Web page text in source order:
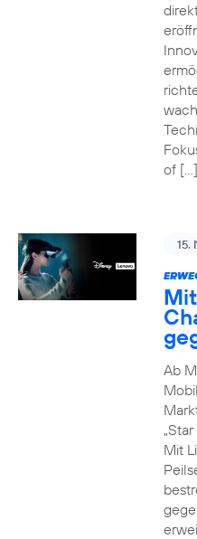
of […]
15.
Ab
Mit